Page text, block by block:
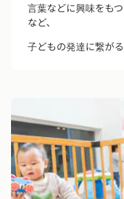
言葉などに興味をも
など、
子どもの発達に繋が